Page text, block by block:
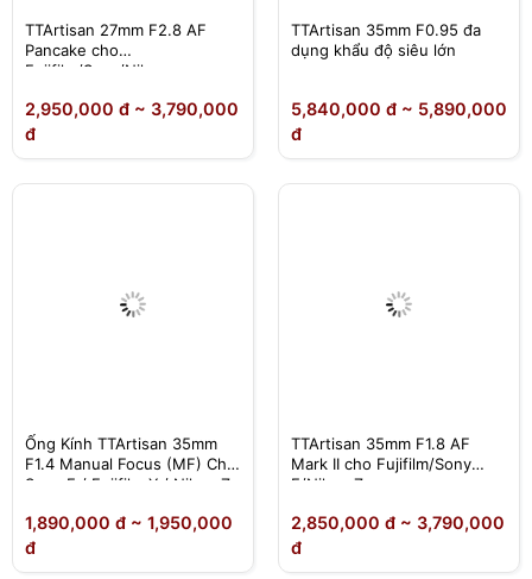
TTArtisan 27mm F2.8 AF
Pancake cho
Fujifilm/Sony/Nikon
2,950,000 đ ~ 3,790,000
đ
TTArtisan 35mm F0.95 đa
dụng khẩu độ siêu lớn
5,840,000 đ ~ 5,890,000
đ
Ống Kính TTArtisan 35mm
F1.4 Manual Focus (MF) Cho
Sony E / Fujifilm X / Nikon Z
1,890,000 đ ~ 1,950,000
đ
TTArtisan 35mm F1.8 AF
Mark II cho Fujifilm/Sony
E/Nikon Z
2,850,000 đ ~ 3,790,000
đ